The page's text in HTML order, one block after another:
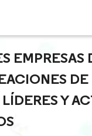
EMPRESAS
DE
Y